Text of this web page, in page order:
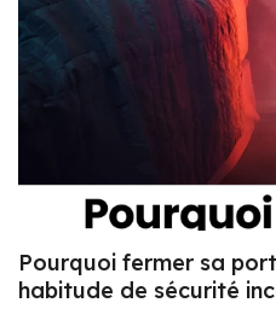
Pourquoi fermer sa
habitude de sécurité